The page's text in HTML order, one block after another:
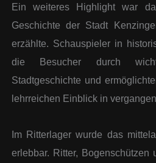
Ein weiteres Highlight war
Geschichte der Stadt
erzählte. Schauspieler in
die Besucher durch
Stadtgeschichte und
lehrreichen Einblick in
Im Ritterlager wurde das
erlebbar. Ritter, Bogenschützen